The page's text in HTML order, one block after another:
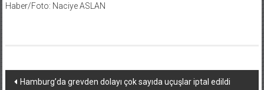
Haber/Foto: Naciye ASLAN
Yazı
Hamburg’da grevden dolayı çok sayıda uçuşlar iptal edildi